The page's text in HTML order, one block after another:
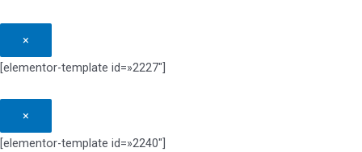
×
[elementor-template id=»2227″]
×
[elementor-template id=»2240″]